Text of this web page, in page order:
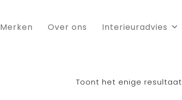
Merken Over ons Interieuradvies
Toont het enige resultaat